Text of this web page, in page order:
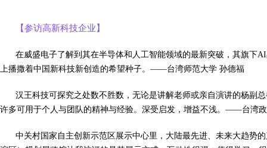
【参访高新科技企业】
在威盛电子了解到其在半导体和人工智能领域的最新突破，其旗下
上播撒着中国新科技新创造的希望种子。——台湾师范大学 孙德福
汉王科技可探究之处数不胜数，无论是讲解老师或亲自演讲的杨副
许多可用于个人与团队的精神与经验。深受启发，增益不浅。——台湾
中关村国家自主创新示范区展示中心里，大陆最先进、未来大趋势